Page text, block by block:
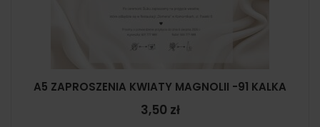
A5 ZAPROSZENIA KWIATY MAGNOLII -91 KALKA
3,50 zł